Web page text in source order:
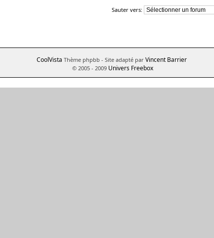
Sauter vers:
CoolVista Thème phpbb - Site adapté par Vincent Barrier
© 2005 - 2009 Univers Freebox